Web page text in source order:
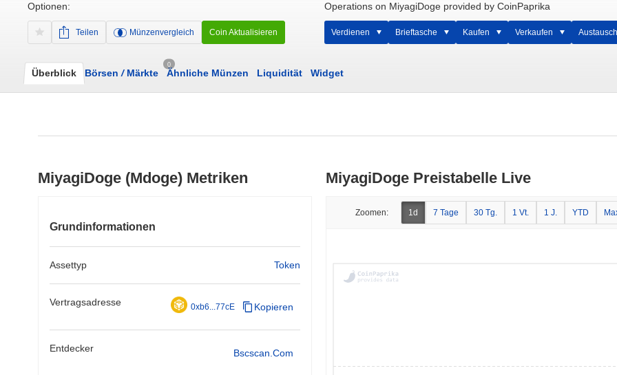
Optionen:
Teilen Münzenvergleich Coin Aktualisieren
Operations on MiyagiDoge provided by CoinPaprika
Verdienen Brieftasche Kaufen Verkaufen Austausch
Überblick Börsen /Märkte
0
Ähnliche Münzen Liquidität Widget
MiyagiDoge (Mdoge) Metriken
Grundinformationen
Assettyp Token
Vertragsadresse 0xb6...77cE Kopieren
Entdecker Bscscan.com
MiyagiDoge Preistabelle Live
Zoomen: 1d 7 Tage 30 Tg. 1 Vt. 1 J. YTD